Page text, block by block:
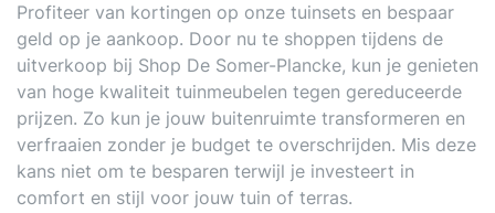
Profiteer van kortingen op onze tuinsets en bespaar
geld op je aankoop. Door nu te shoppen tijdens de
uitverkoop bij Shop De Somer-Plancke, kun je genieten
van hoge kwaliteit tuinmeubelen tegen gereduceerde
prijzen. Zo kun je jouw buitenruimte transformeren en
verfraaien zonder je budget te overschrijden. Mis deze
kans niet om te besparen terwijl je investeert in
comfort en stijl voor jouw tuin of terras.